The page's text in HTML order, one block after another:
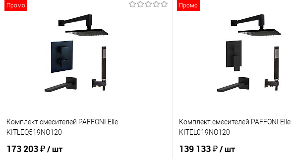
Промо
Комплект смесителей PAFFONI Elle
KITLEQ519NO120
173 203 ₽/ шт
Промо
Комплект смесителей PAFFONI Elle
KITEL019NO120
139 133 ₽/ шт